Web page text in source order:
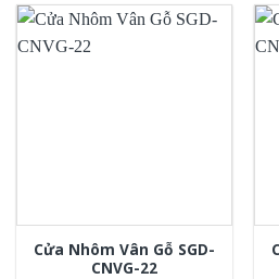
Cửa Nhôm Vân Gỗ SGD-
CNVG-22